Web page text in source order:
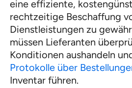
eine effiziente,
rechtzeitige Beschaffung
Dienstleistungen zu
müssen Lieferanten
Konditionen aushandeln
Protokolle über
Inventar führen.